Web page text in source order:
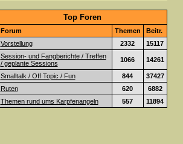
Top Foren
Forum Themen
Beitr.
Vorstellung
2332
15117
Session- und Fangberichte / Treffen
/ geplante Sessions
1066 14261
Smalltalk / Off Topic / Fun 844
37427
Ruten
620
6882
Themen rund ums Karpfenangeln
557 11894